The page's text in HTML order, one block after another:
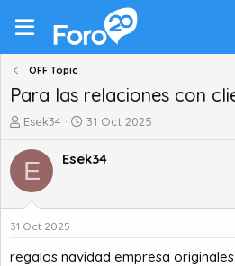
OFF Topic
Para las relaciones con
A
t
o
r
d
e
e
Esek34
F
c
d
n
31 Oct 2025
E Esek34
31 Oct 2025
regalos navidad empresa originales